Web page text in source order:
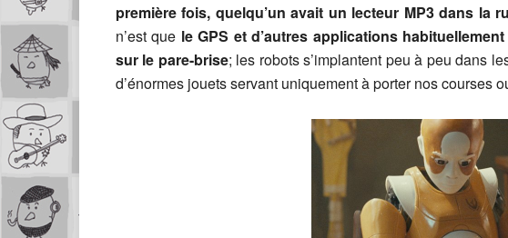
première fois, quelqu’un avait un lecteur MP3 dans la
n’est que le GPS et d’autres applications
sur le pare-brise; les robots s’implantent peu à peu dans
d’énormes jouets servant uniquement à porter nos courses